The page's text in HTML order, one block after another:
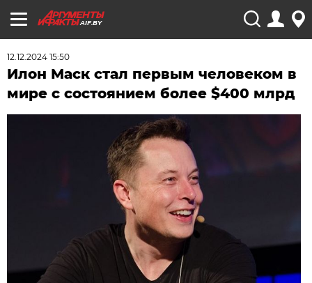
AIF.BY
12.12.2024 15:50
Илон Маск стал первым человеком в
мире с состоянием более $400 млрд